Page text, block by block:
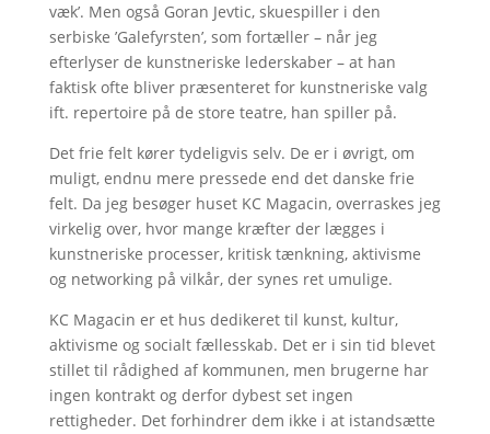
væk’. Men også Goran Jevtic, skuespiller i den
serbiske ’Galefyrsten’, som fortæller – når jeg
efterlyser de kunstneriske lederskaber – at han
faktisk ofte bliver præsenteret for kunstneriske valg
ift. repertoire på de store teatre, han spiller på.
Det frie felt kører tydeligvis selv. De er i øvrigt, om
muligt, endnu mere pressede end det danske frie
felt. Da jeg besøger huset KC Magacin, overraskes jeg
virkelig over, hvor mange kræfter der lægges i
kunstneriske processer, kritisk tænkning, aktivisme
og networking på vilkår, der synes ret umulige.
KC Magacin er et hus dedikeret til kunst, kultur,
aktivisme og socialt fællesskab. Det er i sin tid blevet
stillet til rådighed af kommunen, men brugerne har
ingen kontrakt og derfor dybest set ingen
rettigheder. Det forhindrer dem ikke i at istandsætte